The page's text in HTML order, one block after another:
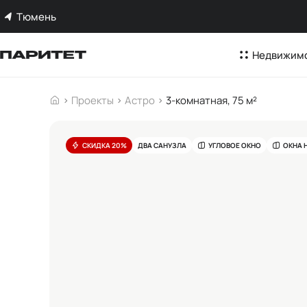
Тюмень
Проекты Астро 3-комнатная, 75 м²
СКИДКА 20% ДВА САНУЗЛА УГЛОВОЕ ОКНО ОКНА